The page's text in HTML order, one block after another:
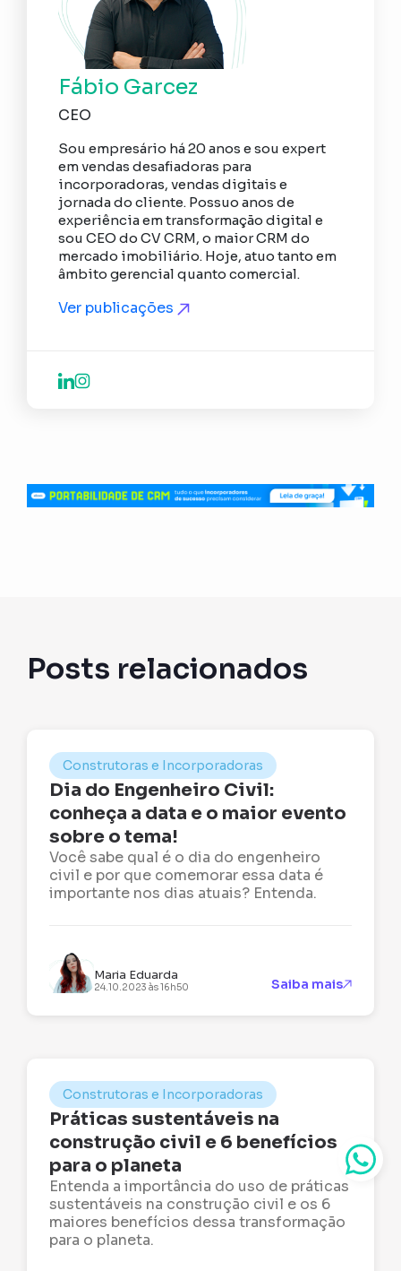
Fábio Garcez
CEO
Sou empresário há 20 anos e sou expert
em vendas desafiadoras para
incorporadoras, vendas digitais e
jornada do cliente. Possuo anos de
experiência em transformação digital e
sou CEO do CV CRM, o maior CRM do
mercado imobiliário. Hoje, atuo tanto em
âmbito gerencial quanto comercial.
Ver publicações
Posts relacionados
Construtoras e Incorporadoras
Dia do Engenheiro Civil:
conheça a data e o maior evento
sobre o tema!
Você sabe qual é o dia do engenheiro
civil e por que comemorar essa data é
importante nos dias atuais? Entenda.
Maria Eduarda
24.10.2023 às 16h50 Saiba mais
Construtoras e Incorporadoras
Práticas sustentáveis na
construção civil e 6 benefícios
para o planeta
Entenda a importância do uso de práticas
sustentáveis na construção civil e os 6
maiores benefícios dessa transformação
para o planeta.